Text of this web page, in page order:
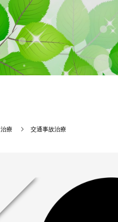
治療 交通事故治療